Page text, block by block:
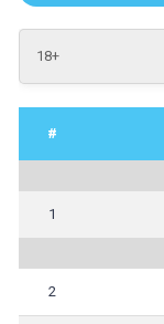
18+
#
1
2